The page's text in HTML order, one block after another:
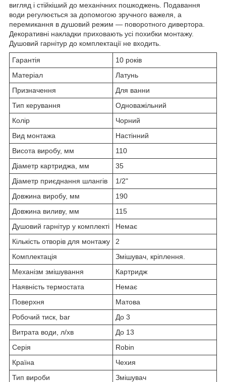
вигляд і стійкіший до механічних пошкоджень. Подавання
води регулюється за допомогою зручного важеля, а
перемикання в душовий режим — поворотного дивертора.
Декоративні накладки приховають усі похибки монтажу.
Душовий гарнітур до комплектації не входить.
Гарантія
10 років
Матеріал
Латунь
Призначення
Для ванни
Тип керування
Одноважільний
Колір
Чорний
Вид монтажа
Настінний
Висота виробу, мм
110
Діаметр картриджа, мм
35
Діаметр приєднання шлангів
1/2"
Довжина виробу, мм
190
Довжина виливу, мм
115
Душовий гарнітур у комплекті
Немає
Кількість отворів для монтажу
2
Комплектація
Змішувач, кріплення.
Механізм змішування
Картридж
Наявність термостата
Немає
Поверхня
Матова
Робочий тиск, bar
До 3
Витрата води, л/хв
До 13
Серія
Robin
Країна
Чехия
Тип вироби
Змішувач